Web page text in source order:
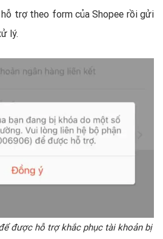
trợ theo form của Shopee rồi gửi
lý.
được hỗ trợ khắc phục tài khoản bị